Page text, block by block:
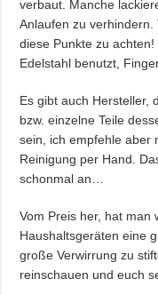
verbaut. Manche
Anlaufen zu
diese Punkte zu
Edelstahl benutzt,
Es gibt auch Hersteller,
bzw. einzelne Teile
sein, ich empfehle aber
Reinigung per Hand.
schonmal an…
Vom Preis her, hat man
Haushaltsgeräten eine
große Verwirrung zu
reinschauen und euch